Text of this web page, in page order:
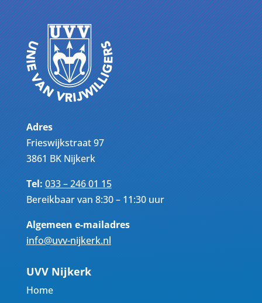
Adres
Frieswijkstraat 97
3861 BK Nijkerk
Tel:033 – 246 01 15
Bereikbaar van 8:30 – 11:30 uur
Algemeen e-mailadres
info@uvv-nijkerk.nl
UVV Nijkerk
Home